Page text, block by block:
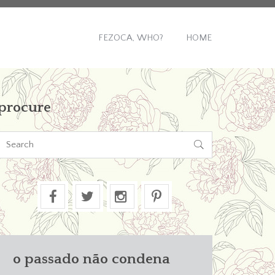
FEZOCA, WHO? HOME

o passado não condena